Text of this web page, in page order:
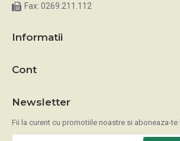
Fax: 0269.211.112
Informatii
Cont
Newsletter
Fii la curent cu promotiile noastre si aboneaza-te